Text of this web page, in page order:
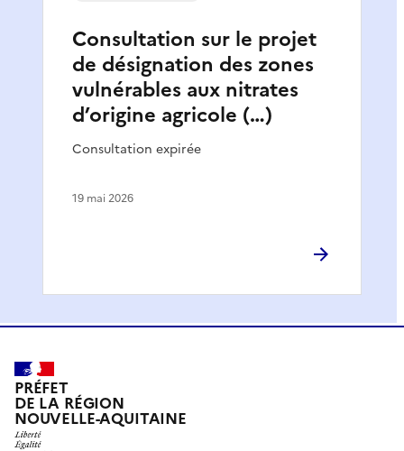
Consultation sur le projet
de désignation des zones
vulnérables aux nitrates
d’origine agricole (…)
Consultation expirée
19 mai 2026
PRÉFET
DE LA RÉGION
NOUVELLE-AQUITAINE